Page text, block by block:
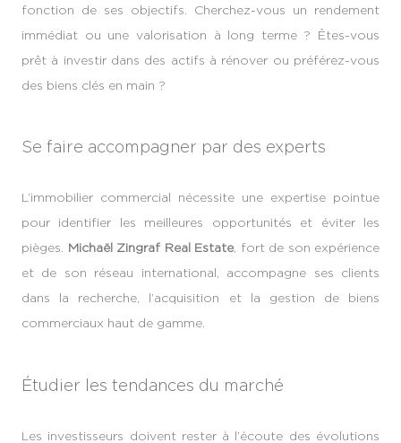
fonction de ses objectifs. Cherchez-vous un rendement
immédiat ou une valorisation à long terme ? Êtes-vous
prêt à investir dans des actifs à rénover ou préférez-vous
des biens clés en main ?
Se faire accompagner par des experts
L’immobilier commercial nécessite une expertise pointue
pour identifier les meilleures opportunités et éviter les
pièges. Michaël Zingraf Real Estate , fort de son expérience
et de son réseau international, accompagne ses clients
dans la recherche, l’acquisition et la gestion de biens
commerciaux haut de gamme.
Étudier les tendances du marché
Les investisseurs doivent rester à l’écoute des évolutions